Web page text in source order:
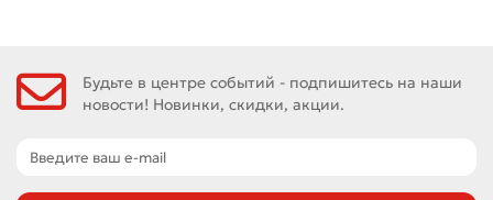
Будьте в центре событий - подпишитесь на наши
новости! Новинки, скидки, акции.